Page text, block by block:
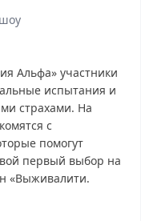
Альфа» участники
испытания и
страхами. На
с
помогут
первый выбор на
«Выживалити.